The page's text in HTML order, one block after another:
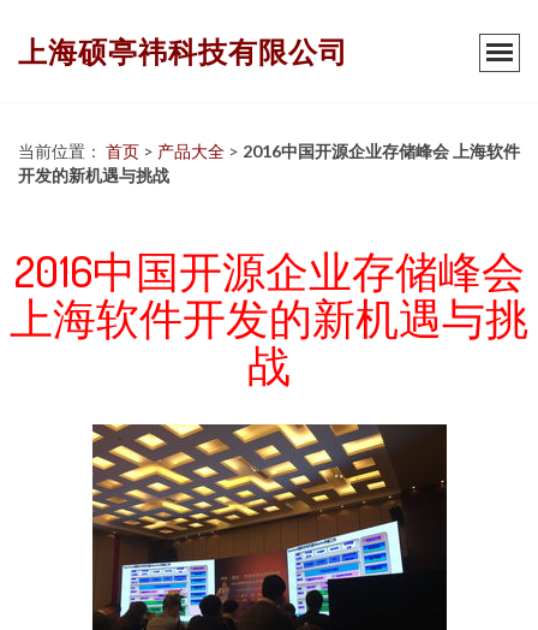
上海硕亭祎科技有限公司
当前位置： 首页 > 产品大全 > 2016中国开源企业存储峰会 上海软件
开发的新机遇与挑战
2016中国开源企业存储峰会
上海软件开发的新机遇与挑
战